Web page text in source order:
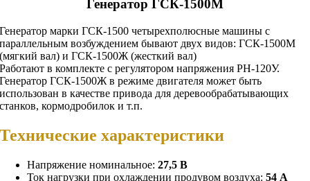
Генератор ГСК-1500М
Генератор марки ГСК-1500 четырехполюсные машины с
параллельным возбуждением бывают двух видов: ГСК-1500М
(мягкий вал) и ГСК-1500Ж (жесткий вал)
Работают в комплекте с регулятором напряжения РН-120У.
Генератор ГСК-1500Ж в режиме двигателя может быть
использован в качестве привода для деревообрабатывающих
станков, кормодробилок и т.п.
Технические характеристики
Напряжение номинальное:27,5 В
Ток нагрузки при охлаждении продувом воздуха:54 А